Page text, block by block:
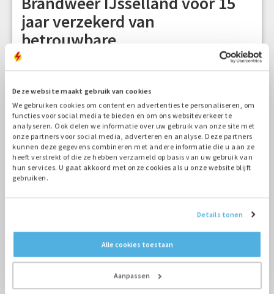
Deze website maakt gebruik van cookies
We gebruiken cookies om content en advertenties te personaliseren, om
functies voor social media te bieden en om ons websiteverkeer te
analyseren. Ook delen we informatie over uw gebruik van onze site met
onze partners voor social media, adverteren en analyse. Deze partners
kunnen deze gegevens combineren met andere informatie die u aan ze
heeft verstrekt of die ze hebben verzameld op basis van uw gebruik van
hun services. U gaat akkoord met onze cookies als u onze website blijft
gebruiken.
Details tonen
Alle cookies toestaan
Aanpassen
jaar verzekerd van
betrouwbare
noodstroomvoorziening